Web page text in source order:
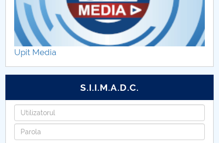
ADMITERE 2020
Sesiune studențească
Îndrumători ani de studiu
Programe de studii de licenţă EFS
Programe de studii de master EFS
Cercetare ştiinţifică EFS
Upit Media
S.I.I.M.A.D.C.
Username
Password